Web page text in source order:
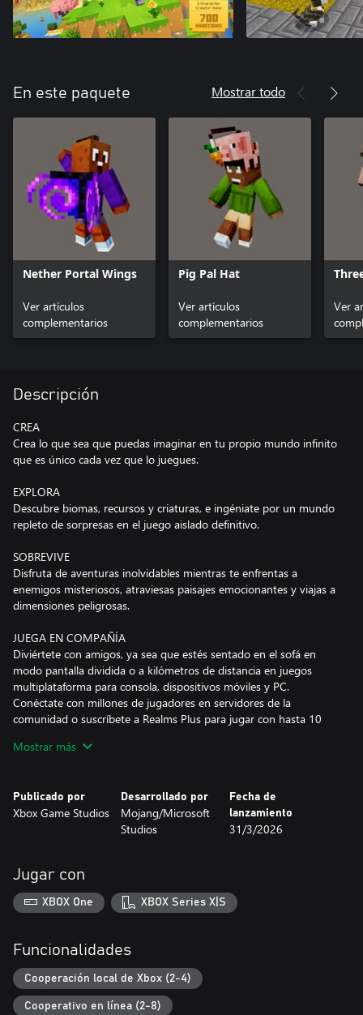
En este paquete Mostrar todo
Nether Portal Wings
Ver artículos
complementarios
Pig Pal Hat
Ver artículos
complementarios
Ver
Descripción
CREA
Crea lo que sea que puedas imaginar en tu propio mundo infinito
que es único cada vez que lo juegues.
EXPLORA
Descubre biomas, recursos y criaturas, e ingéniate por un mundo
repleto de sorpresas en el juego aislado definitivo.
SOBREVIVE
Disfruta de aventuras inolvidables mientras te enfrentas a
enemigos misteriosos, atraviesas paisajes emocionantes y viajas a
dimensiones peligrosas.
JUEGA EN COMPAÑÍA
Diviértete con amigos, ya sea que estés sentado en el sofá en
modo pantalla dividida o a kilómetros de distancia en juegos
multiplataforma para consola, dispositivos móviles y PC.
Conéctate con millones de jugadores en servidores de la
comunidad o suscríbete a Realms Plus para jugar con hasta 10
elegantes diseñados por los creadores en el Mercado de
Minecraft. Suscríbete al Pase del Mercado (o Realms Plus) para
acceder a más de 150 mundos, packs de cosméticos y texturas, y
The Deluxe Collection includes this added content in addition to
Minecraft:
Blocks; 3 exclusive Character Creator items; and 700 Minecoins*.
*El modo multijugador de consola online requiere una suscripción
online específica de plataforma (se vende por separado).
Mostrar más
Publicado por
Xbox Game Studios
Desarrollado por
Mojang/Microsoft
Studios
Fecha de
lanzamiento
31/3/2026
Jugar con
XBOX One XBOX Series X|S
Funcionalidades
Cooperación local de Xbox (2-4)
Cooperativo en línea (2-8)